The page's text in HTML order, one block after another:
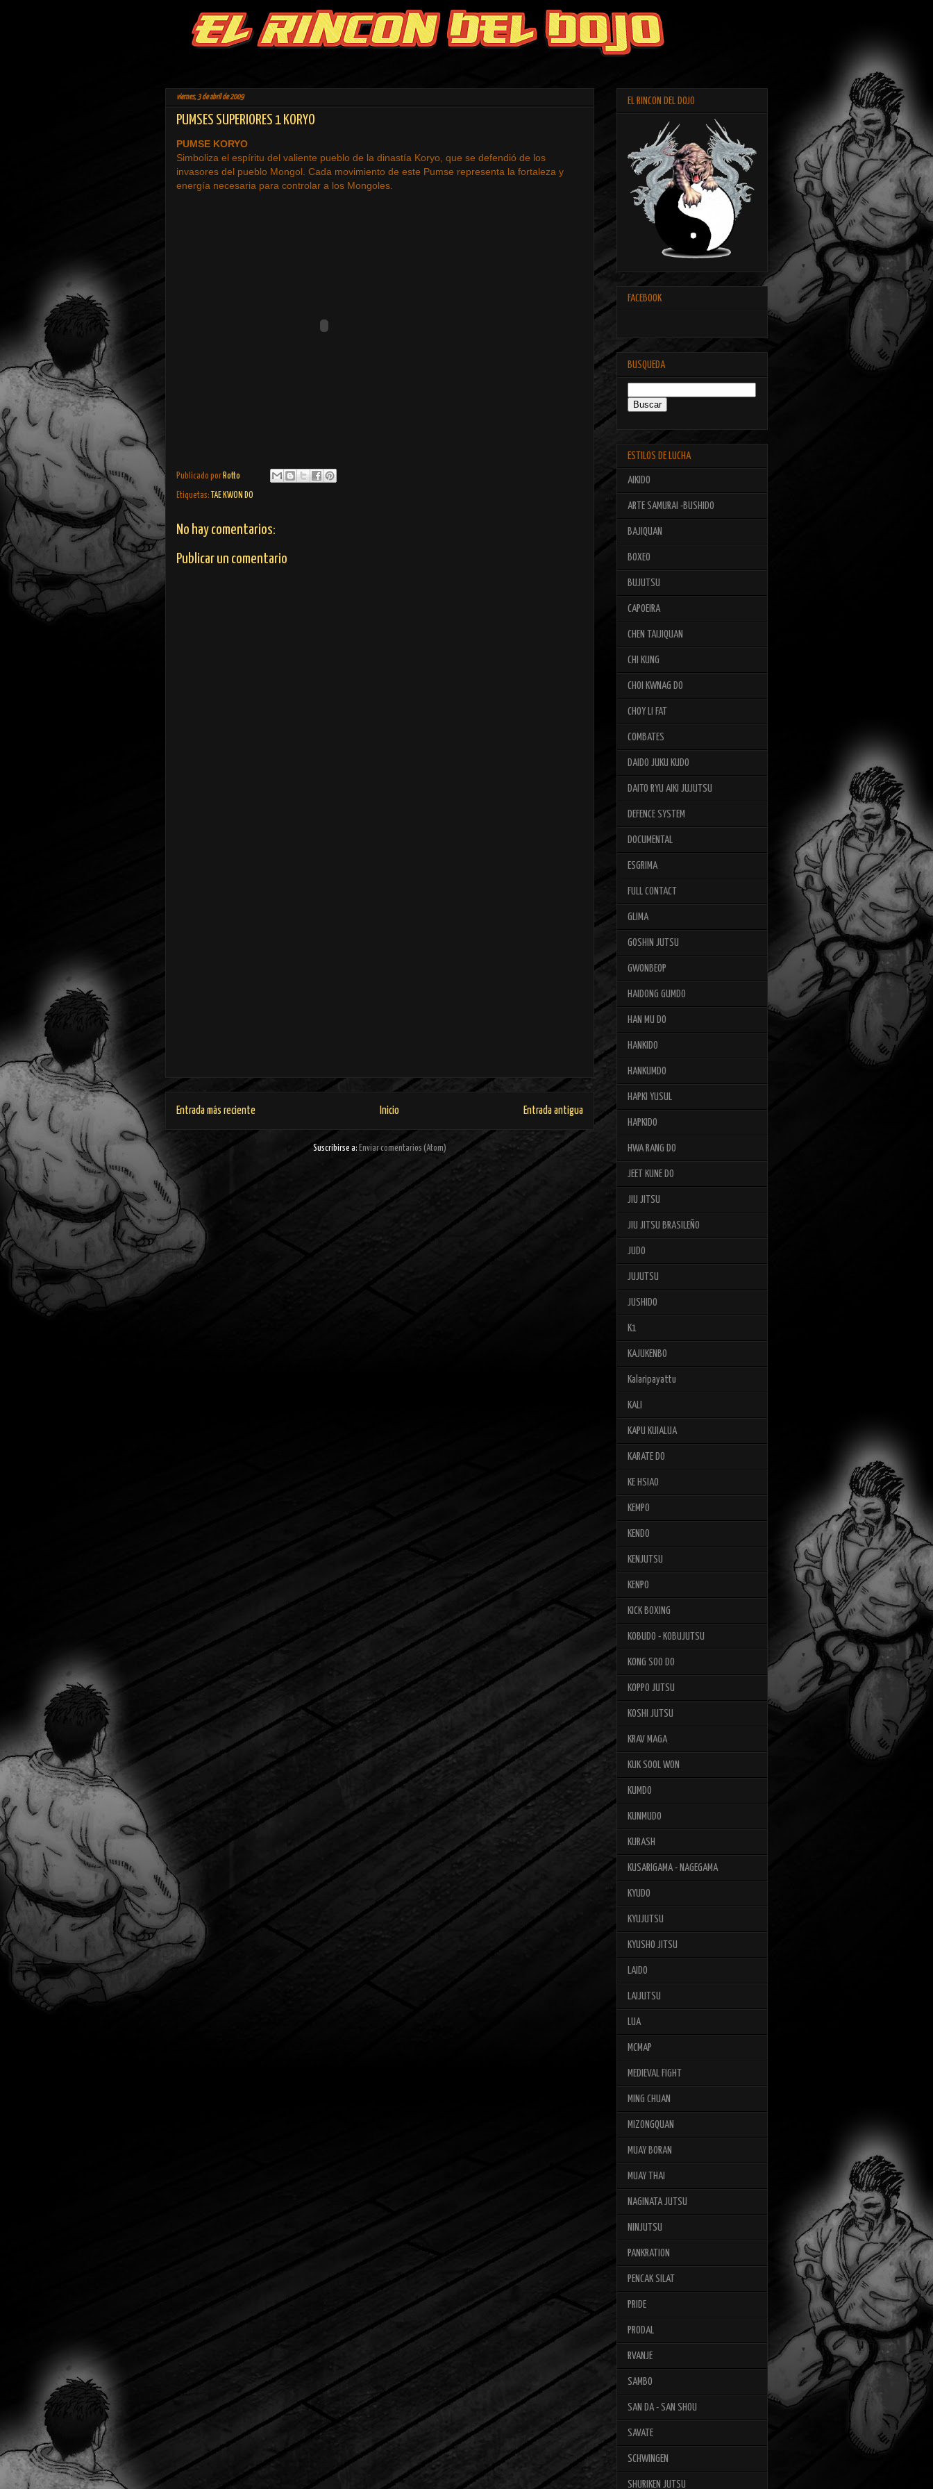
viernes, 3 de abril de 2009
PUMSES SUPERIORES 1 KORYO
PUMSE KORYO
Simboliza el espíritu del valiente pueblo de la dinastía Koryo, que se defendió de los
invasores del pueblo Mongol. Cada movimiento de este Pumse representa la fortaleza y
energía necesaria para controlar a los Mongoles.
Publicado porRotto
Etiquetas: TAE KWON DO
No hay comentarios:
Publicar un comentario
Entrada más reciente Entrada antigua
Inicio
Suscribirse a: Enviar comentarios (Atom)
EL RINCON DEL DOJO
FACEBOOK
BUSQUEDA
ESTILOS DE LUCHA
AIKIDO
ARTE SAMURAI -BUSHIDO
BAJIQUAN
BOXEO
BUJUTSU
CAPOEIRA
CHEN TAIJIQUAN
CHI KUNG
CHOI KWNAG DO
CHOY LI FAT
COMBATES
DAIDO JUKU KUDO
DAITO RYU AIKI JUJUTSU
DEFENCE SYSTEM
DOCUMENTAL
ESGRIMA
FULL CONTACT
GLIMA
GOSHIN JUTSU
GWONBEOP
HAIDONG GUMDO
HAN MU DO
HANKIDO
HANKUMDO
HAPKI YUSUL
HAPKIDO
HWA RANG DO
JEET KUNE DO
JIU JITSU
JIU JITSU BRASILEÑO
JUDO
JUJUTSU
JUSHIDO
K1
KAJUKENBO
Kalaripayattu
KALI
KAPU KUIALUA
KARATE DO
KE HSIAO
KEMPO
KENDO
KENJUTSU
KENPO
KICK BOXING
KOBUDO - KOBUJUTSU
KONG SOO DO
KOPPO JUTSU
KOSHI JUTSU
KRAV MAGA
KUK SOOL WON
KUMDO
KUNMUDO
KURASH
KUSARIGAMA - NAGEGAMA
KYUDO
KYUJUTSU
KYUSHO JITSU
LAIDO
LAIJUTSU
LUA
MCMAP
MEDIEVAL FIGHT
MING CHUAN
MIZONGQUAN
MUAY BORAN
MUAY THAI
NAGINATA JUTSU
NINJUTSU
PANKRATION
PENCAK SILAT
PRIDE
PRODAL
RVANJE
SAMBO
SAN DA - SAN SHOU
SAVATE
SCHWINGEN
SHURIKEN JUTSU